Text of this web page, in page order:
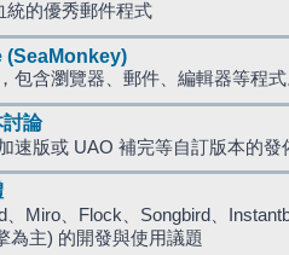
統的優秀郵件程式
(SeaMonkey)
包含瀏覽器、郵件、編輯器等程
論
速版或 UAO 補完等自訂版本的發
、Miro、Flock、Songbird、
為主) 的開發與使用議題